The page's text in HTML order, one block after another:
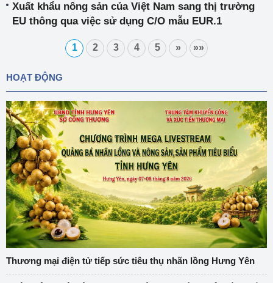
Xuất khẩu nông sản của Việt Nam sang thị trường
EU thông qua việc sử dụng C/O mẫu EUR.1
1 2 3 4 5 » »»
HOẠT ĐỘNG
Thương mại điện tử tiếp sức tiêu thụ nhãn lồng Hưng Yên